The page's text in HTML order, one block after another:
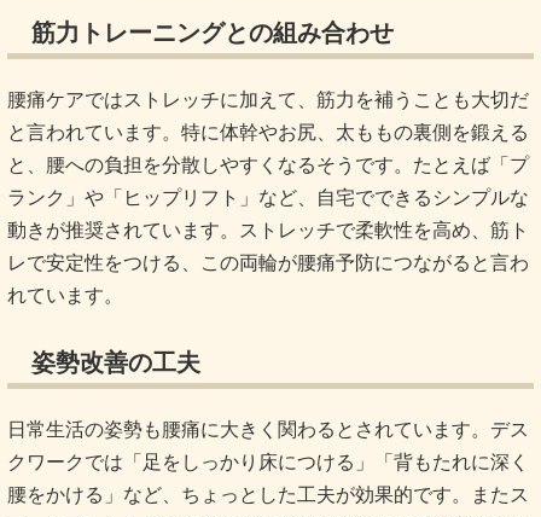
筋力トレーニングとの組み合わせ
腰痛ケアではストレッチに加えて、筋力を補うことも大切だ
と言われています。特に体幹やお尻、太ももの裏側を鍛える
と、腰への負担を分散しやすくなるそうです。たとえば「プ
ランク」や「ヒップリフト」など、自宅でできるシンプルな
動きが推奨されています。ストレッチで柔軟性を高め、筋ト
レで安定性をつける、この両輪が腰痛予防につながると言わ
れています。
姿勢改善の工夫
日常生活の姿勢も腰痛に大きく関わるとされています。デス
クワークでは「足をしっかり床につける」「背もたれに深く
腰をかける」など、ちょっとした工夫が効果的です。またス